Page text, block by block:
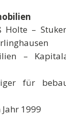
Holte –
–
für
1999